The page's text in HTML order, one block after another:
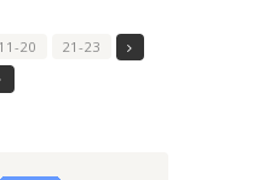
11-20 21-23